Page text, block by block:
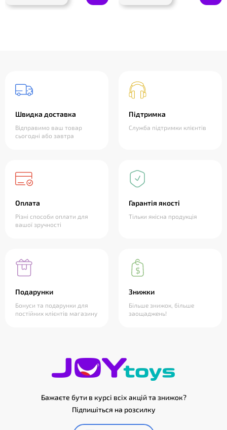
Швидка доставка
Відправимо ваш товар
сьогодні або завтра
Підтримка
Служба підтримки клієнтів
Оплата
Різні способи оплати для
вашої зручності
Гарантія якості
Тільки якісна продукція
Подарунки
Бонуси та подарунки для
постійних клієнтів магазину
Знижки
Більше знижок, більше
заощаджень!
Бажаєте бути в курсі всіх акцій та знижок?
Підпишіться на розсилку